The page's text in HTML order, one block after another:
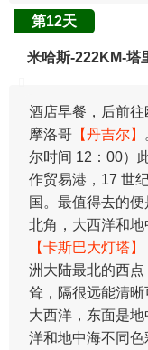
第12天
米哈斯-222KM-塔
酒店早餐，后前
摩洛哥 【丹吉尔】
尔时间 12：00）
作贸易港，17 世
国。最值得去的
北角，大西洋和地
【卡斯巴大灯塔】
洲大陆最北的西
耸，隔很远能清
大西洋，东面是
洋和地中海不同色